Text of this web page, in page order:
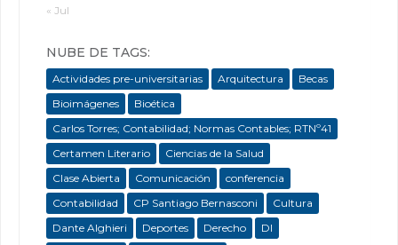
« Jul
NUBE DE TAGS:
Actividades pre-universitarias Arquitectura
Becas
Bioimágenes
Bioética
Carlos Torres; Contabilidad; Normas Contables; RTNº41
Certamen Literario
Ciencias de la Salud
Clase Abierta
Comunicación
conferencia
Contabilidad
CP Santiago Bernasconi
Cultura
Dante Alghieri
Deportes Derecho
DI